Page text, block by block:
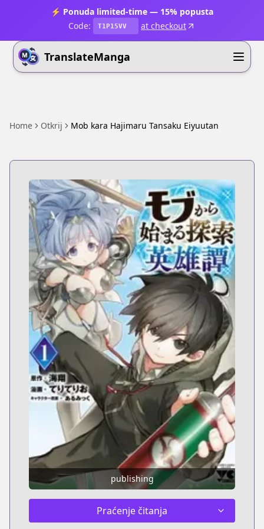
⚡ Ponuda limited-time — 15% popusta
Code:
T1P15VV at checkout
TranslateManga
Home Otkrij Mob kara Hajimaru Tansaku Eiyuutan
publishing
Praćenje čitanja